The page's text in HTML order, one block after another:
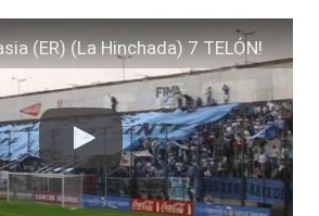
(ER) (La Hinchada) 7 TELÓN!